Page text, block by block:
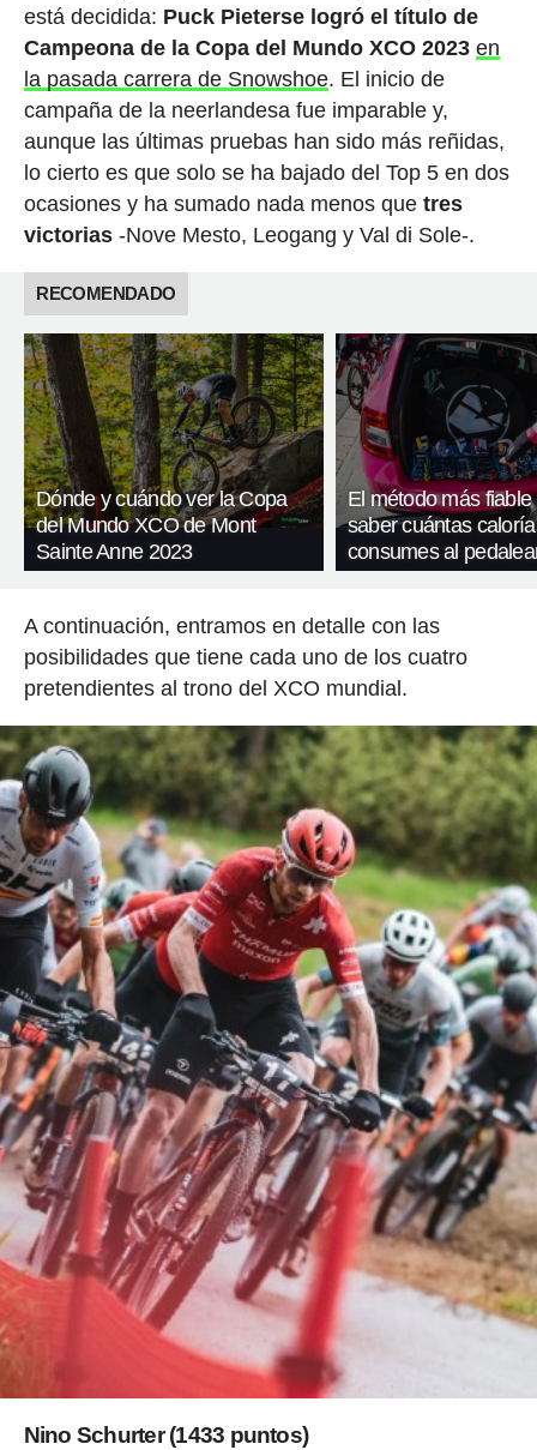
está decidida: Puck Pieterse logró el título de
Campeona de la Copa del Mundo XCO 2023 en
la pasada carrera de Snowshoe. El inicio de
campaña de la neerlandesa fue imparable y,
aunque las últimas pruebas han sido más reñidas,
lo cierto es que solo se ha bajado del Top 5 en dos
ocasiones y ha sumado nada menos que tres
victorias-Nove Mesto, Leogang y Val di Sole-.
RECOMENDADO
Dónde y cuándo ver la Copa
del Mundo XCO de Mont
Sainte Anne 2023
El método más fiable
saber cuántas
consumes al
A continuación, entramos en detalle con las
posibilidades que tiene cada uno de los cuatro
pretendientes al trono del XCO mundial.
Nino Schurter (1433 puntos)